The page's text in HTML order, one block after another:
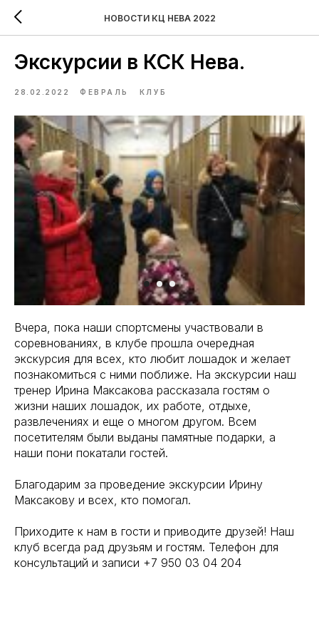
НОВОСТИ КЦ НЕВА 2022
Экскурсии в КСК Нева.
28.02.2022 ФЕВРАЛЬ КЛУБ
Вчера, пока наши спортсмены участвовали в
соревнованиях, в клубе прошла очередная
экскурсия для всех, кто любит лошадок и желает
познакомиться с ними поближе. На экскурсии наш
тренер Ирина Максакова рассказала гостям о
жизни наших лошадок, их работе, отдыхе,
развлечениях и еще о многом другом. Всем
посетителям были выданы памятные подарки, а
наши пони покатали гостей.
Благодарим за проведение экскурсии Ирину
Максакову и всех, кто помогал.
Приходите к нам в гости и приводите друзей! Наш
клуб всегда рад друзьям и гостям. Телефон для
консультаций и записи +7 950 03 04 204